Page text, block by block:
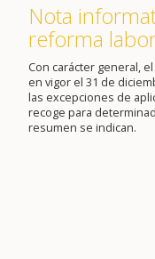
Nota
reforma
Con carácter general,
en vigor el 31 de
las excepciones de
recoge para
resumen se indican.